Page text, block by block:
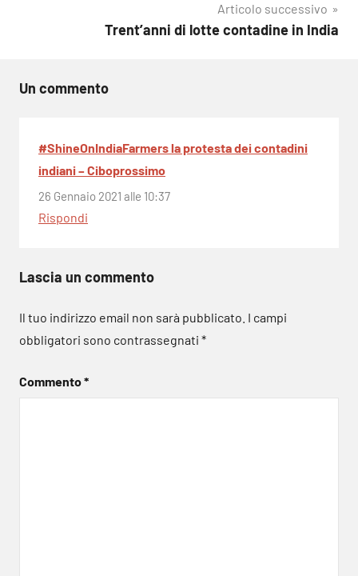
Articolo successivo
Trent’anni di lotte contadine in India
Un commento
#ShineOnIndiaFarmers la protesta dei contadini
indiani – Ciboprossimo
26 Gennaio 2021 alle 10:37
Rispondi
Lascia un commento
Il tuo indirizzo email non sarà pubblicato. I campi
obbligatori sono contrassegnati *
Commento*